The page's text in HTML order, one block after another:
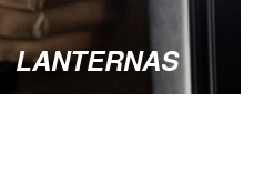
LANTERNAS